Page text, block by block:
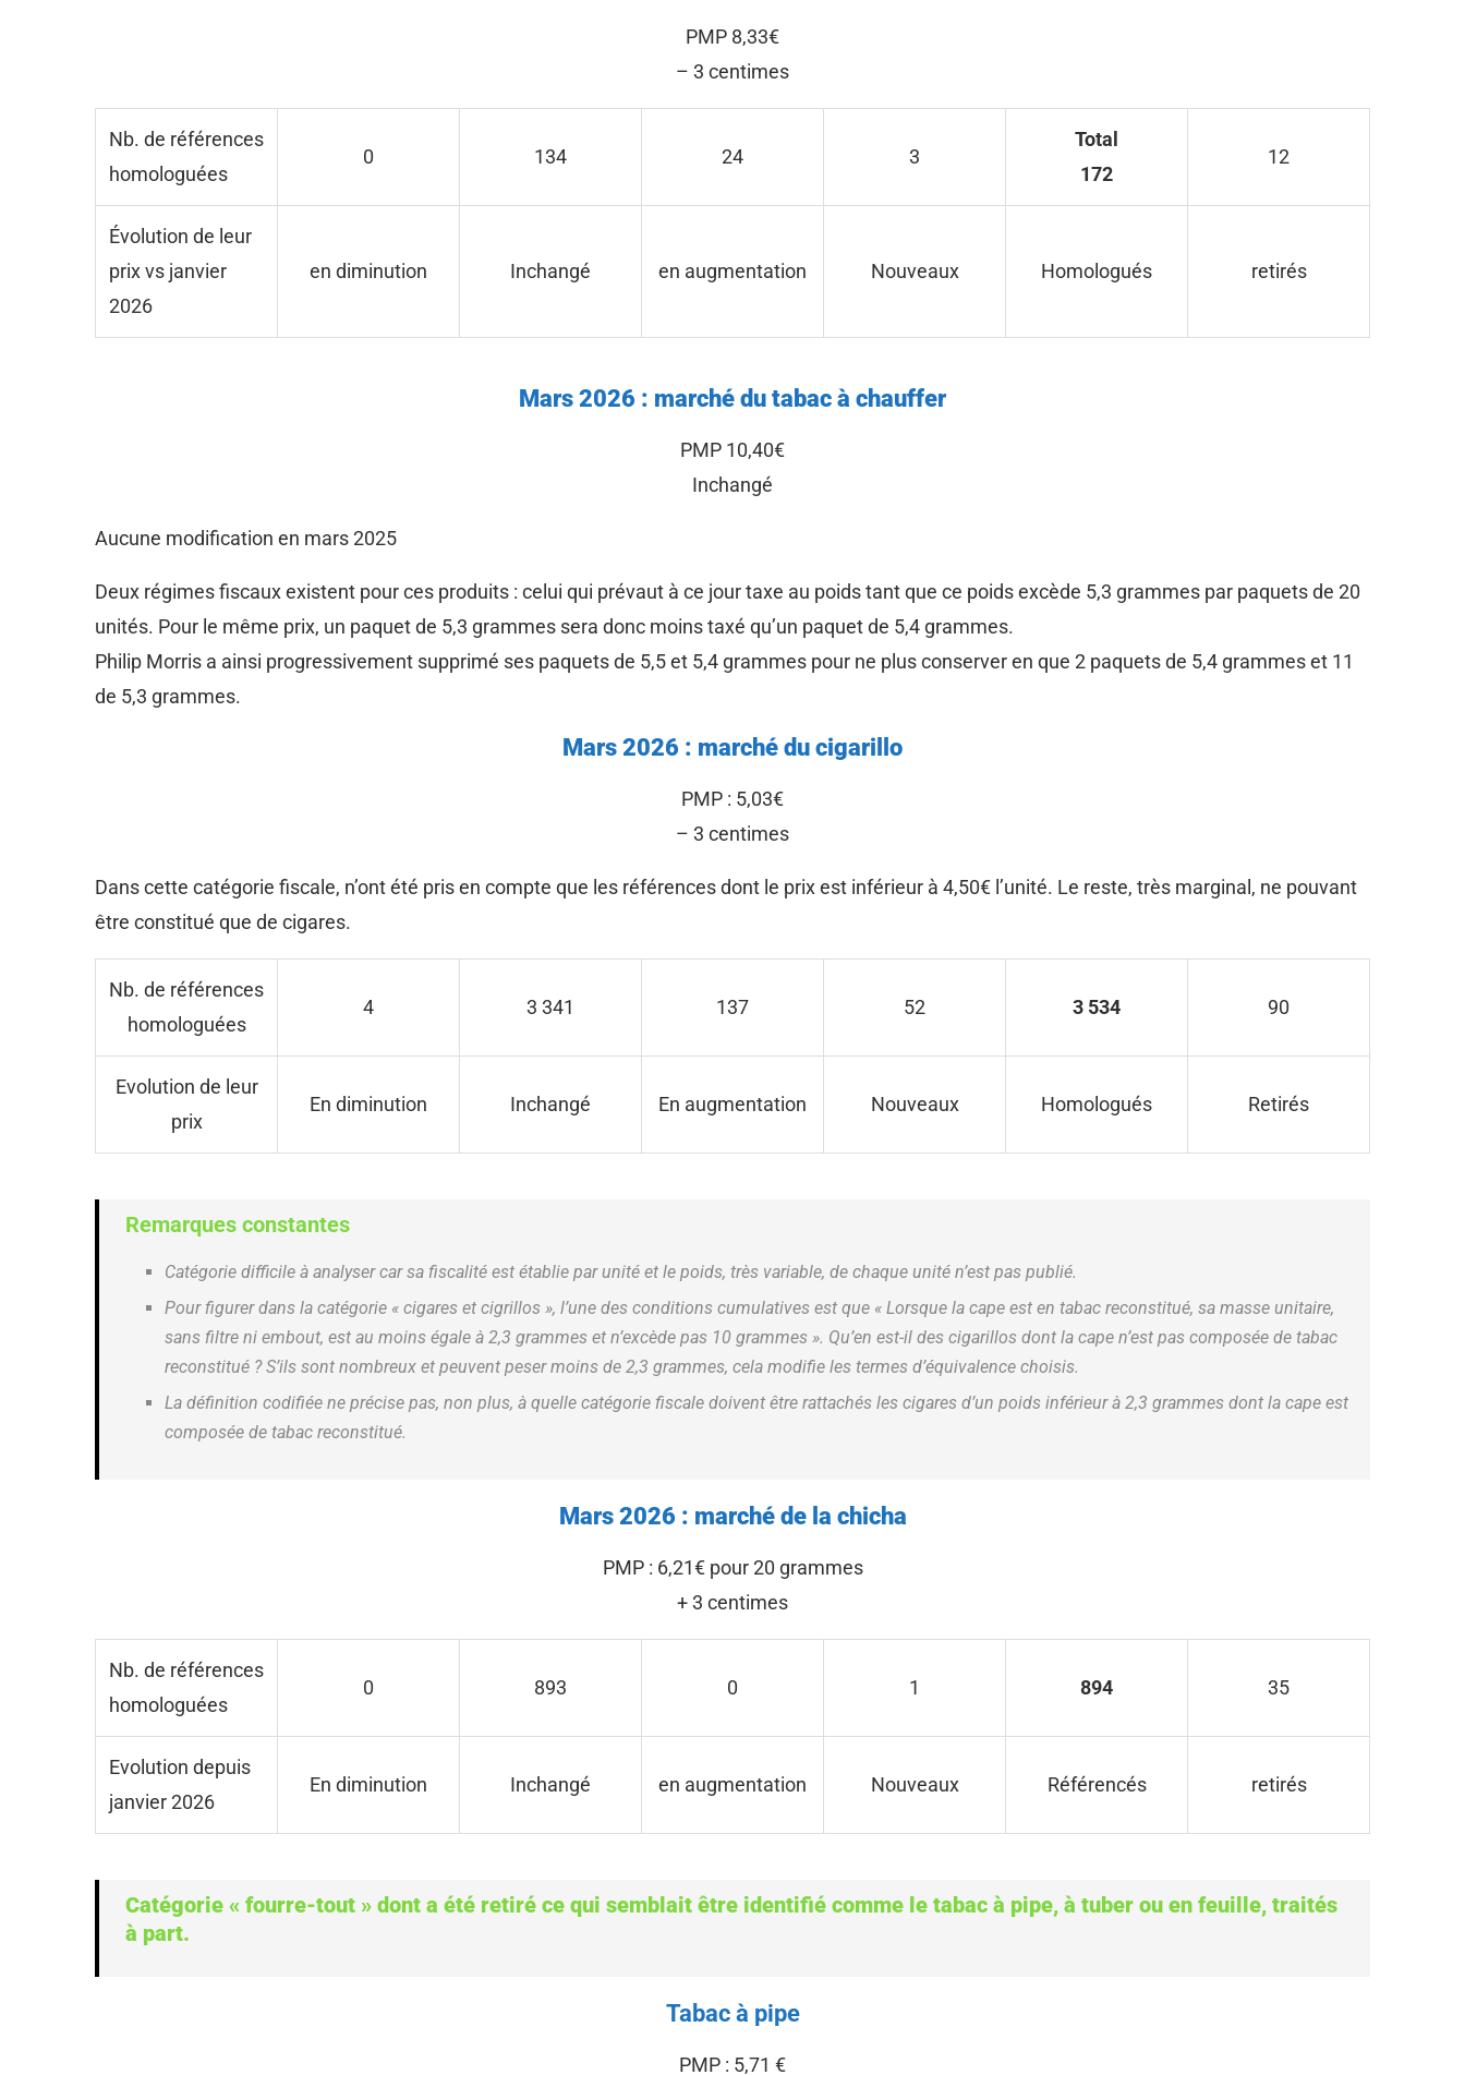
PMP 8,33€
– 3 centimes
Nb. de références
homologuées
0 134 24 3
Total
172
12
Évolution de leur
prix vs janvier
2026
en diminution Inchangé en augmentation Nouveaux Homologués retirés
Mars 2026 : marché du tabac à chauffer
PMP 10,40€
Inchangé
Aucune modification en mars 2025
Deux régimes fiscaux existent pour ces produits : celui qui prévaut à ce jour taxe au poids tant que ce poids excède 5,3 grammes par paquets de 20
unités. Pour le même prix, un paquet de 5,3 grammes sera donc moins taxé qu’un paquet de 5,4 grammes.
Philip Morris a ainsi progressivement supprimé ses paquets de 5,5 et 5,4 grammes pour ne plus conserver en que 2 paquets de 5,4 grammes et 11
de 5,3 grammes.
Mars 2026 : marché du cigarillo
PMP : 5,03€
– 3 centimes
Dans cette catégorie fiscale, n’ont été pris en compte que les références dont le prix est inférieur à 4,50€ l’unité. Le reste, très marginal, ne pouvant
être constitué que de cigares.
Nb. de références
homologuées
4 3 341 137 52 3 534 90
Evolution de leur
prix
En diminution Inchangé En augmentation Nouveaux Homologués Retirés
Remarques constantes
Catégorie difficile à analyser car sa fiscalité est établie par unité et le poids, très variable, de chaque unité n’est pas publié.
Pour figurer dans la catégorie « cigares et cigrillos », l’une des conditions cumulatives est que « Lorsque la cape est en tabac reconstitué, sa masse unitaire,
sans filtre ni embout, est au moins égale à 2,3 grammes et n’excède pas 10 grammes ». Qu’en est-il des cigarillos dont la cape n’est pas composée de tabac
reconstitué ? S’ils sont nombreux et peuvent peser moins de 2,3 grammes, cela modifie les termes d’équivalence choisis.
La définition codifiée ne précise pas, non plus, à quelle catégorie fiscale doivent être rattachés les cigares d’un poids inférieur à 2,3 grammes dont la cape est
composée de tabac reconstitué.
Mars 2026 : marché de la chicha
PMP : 6,21€ pour 20 grammes
+ 3 centimes
Nb. de références
homologuées
0 893 0 1 894 35
Evolution depuis
janvier 2026
En diminution Inchangé en augmentation Nouveaux Référencés retirés
Catégorie « fourre-tout » dont a été retiré ce qui semblait être identifié comme le tabac à pipe, à tuber ou en feuille, traités
à part.
Tabac à pipe
PMP : 5,71 €